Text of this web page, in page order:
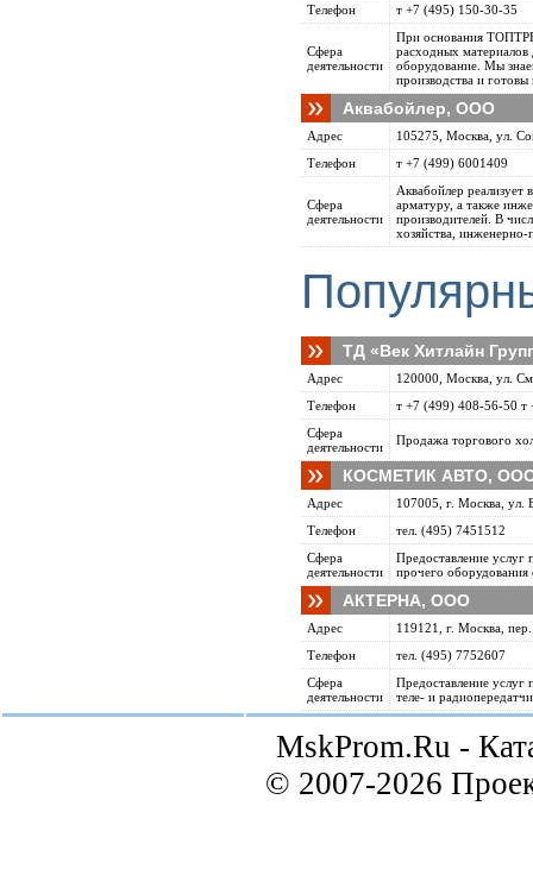
Телефон
т +7 (495) 150-30-35
Сфера
деятельности
При основания
расходных
оборудование. Мы
производства и
Аквабойлер, ООО
Адрес
105275, Москва, ул.
Телефон
т +7 (499) 6001409
Сфера
деятельности
Аквабойлер реализует
арматуру, а также
производителей. В
хозяйства,
ТД «Век Хитлайн
Адрес
120000, Москва, ул.
Телефон
т +7 (499) 408-56-50 т
Сфера
деятельности
Продажа торгового
КОСМЕТИК АВТО,
Адрес
107005, г. Москва, ул.
Телефон
тел. (495) 7451512
Сфера
деятельности
Предоставление
прочего оборудования
АКТЕРНА, ООО
Адрес
119121, г. Москва,
Телефон
тел. (495) 7752607
Сфера
деятельности
Предоставление услуг
теле- и
MskProm.Ru -
© 2007-2026